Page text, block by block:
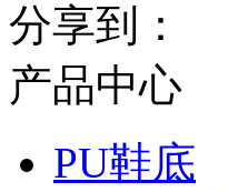
分享到：
产品中心
PU鞋底